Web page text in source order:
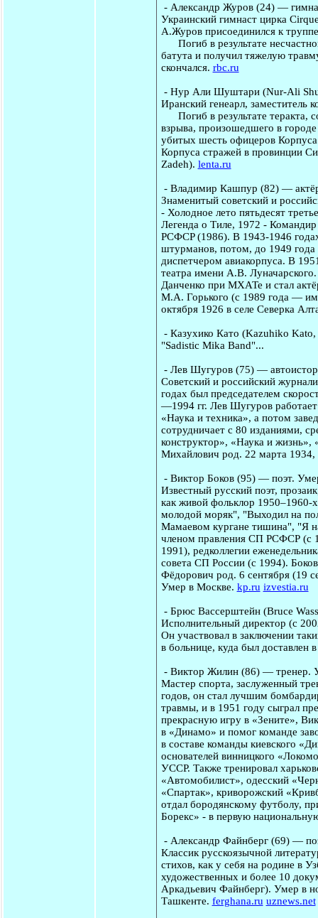
- Александр Журов(24) —
Украинский гимнаст цирка
А.Журов присоединился к
Погиб в результате
батута и получил тяжелую
скончался. rbc.ru
- Нур Али Шуштари(Nur-Ali
Иранский генеарл,
Погиб в результате теракта,
взрыва, произошедшего в
убитых шесть офицеров
Корпуса стражей в провинции
Zadeh). lenta.ru
- Владимир Кашпур (82) —
Знаменитый советский и
- Холодное лето пятьдесят
Легенда о Тиле, 1972 -
РСФСP (1986). В 1943-1946
штурманов, потом, до 1949
диспетчером авиакорпуса. В
театра имени А.В.
Данченко при МХАТе и стал
М.А. Горького (с 1989 года —
октября 1926 в селе Северка
- Казухико Като (Kazuhiko
"Sadistic Mika Band"...
- Лев Шугуров(75) —
Советский и российский
годах был председателем
—1994 гг. Лев Шугуров работает
«Наука и техника», а потом
сотрудничает с 80 изданиями,
конструктор», «Наука и
Михайлович род. 22 марта
- Виктор Боков(95) — поэт.
Известный русский поэт,
как живой фольклор 1950–1960-
молодой моряк", "Выходил на
Мамаевом кургане тишина", "Я
членом правления СП РСФСР (с
1991), редколлегии
совета СП России (с 1994).
Фёдорович род. 6 сентября (19
Умер в Москве. kp.ru izvestia.ru
- Брюс Вассерштейн(Bruce
Исполнительный директор (с
Он участвовал в заключении
в больнице, куда был доставлен
- Виктор Жилин (86) — тренер.
Мастер спорта, заслуженный
годов, он стал лучшим
травмы, и в 1951 году сыграл
прекрасную игру в «Зените»,
в «Динамо» и помог команде
в составе команды киевского
основателей винницкого
УССР. Также тренировал
«Автомобилист», одесский
«Спартак», криворожский
отдал бородянскому футболу,
Борекс» - в первую
- Александр Файнберг (69) —
Классик русскоязычной
стихов, как у себя на родине в
художественных и более 10
Аркадьевич Файнберг). Умер в
Ташкенте. ferghana.ru uznews.net